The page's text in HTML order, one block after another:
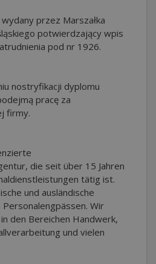
przez Marszałka
potwierdzający wpis
pod nr 1926.
nostryfikacji dyplomu
pracę za
firmy.
die seit über 15 Jahren
tätig ist.
und ausländische
Wir
den Bereichen Handwerk,
und vielen